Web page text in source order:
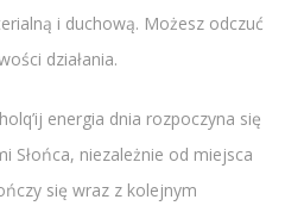
i duchową. Możesz odczuć
działania.
energia dnia rozpoczyna się
Słońca, niezależnie od miejsca
się wraz z kolejnym